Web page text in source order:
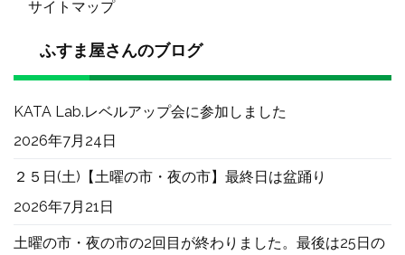
サイトマップ
ふすま屋さんのブログ
KATA Lab.レベルアップ会に参加しました
2026年7月24日
２５日(土)【土曜の市・夜の市】最終日は盆踊り
2026年7月21日
土曜の市・夜の市の2回目が終わりました。最後は25日の